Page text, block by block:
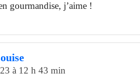
gourmandise, j’aime !
à 12 h 43 min